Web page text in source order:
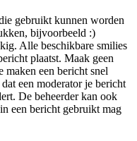
gebruikt kunnen worden
bijvoorbeeld :)
Alle beschikbare smilies
plaatst. Maak geen
maken een bericht snel
een moderator je bericht
De beheerder kan ook
een bericht gebruikt mag